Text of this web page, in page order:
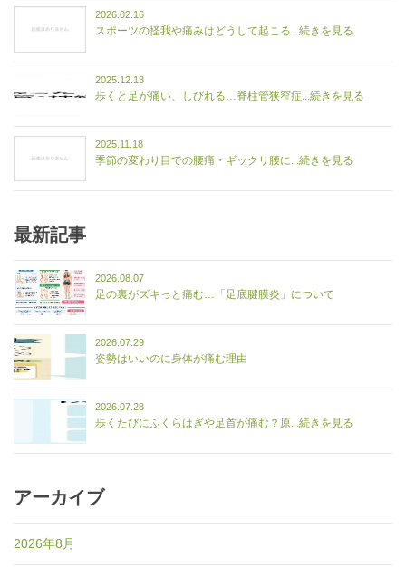
2026.02.16
スポーツの怪我や痛みはどうして起こる...続きを見る
2025.12.13
歩くと足が痛い、しびれる…脊柱管狭窄症...続きを見る
2025.11.18
季節の変わり目での腰痛・ギックリ腰に...続きを見る
最新記事
2026.08.07
足の裏がズキっと痛む…「足底腱膜炎」について
2026.07.29
姿勢はいいのに身体が痛む理由
2026.07.28
歩くたびにふくらはぎや足首が痛む？原...続きを見る
アーカイブ
2026年8月